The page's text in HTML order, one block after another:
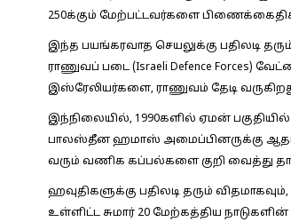
250க்கும் மேற்பட்டவர்களை
இந்த பயங்கரவாத செயலுக்கு பதிலடி
ராணுவப் படை (Israeli Defence Forces)
இஸ்ரேலியர்களை, ராணுவம் தேடி
இந்நிலையில், 1990களில் ஏமன்
பாலஸ்தீன ஹமாஸ் அமைப்பினருக்கு
வரும் வணிக கப்பல்களை குறி வைத்து
ஹவுதிகளுக்கு பதிலடி தரும்
உள்ளிட்ட சுமார் 20 மேற்கத்திய